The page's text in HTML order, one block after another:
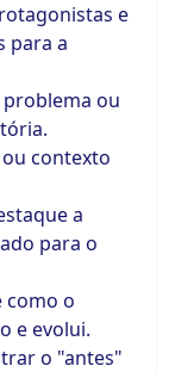
e
para a
ou
contexto
a
para o
como o
e evolui.
o "antes"